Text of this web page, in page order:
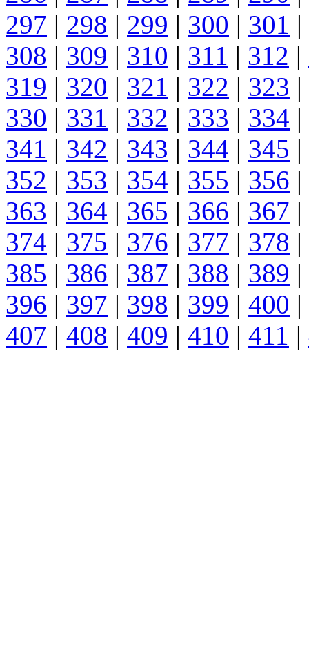
297 | 298 | 299 | 300 | 301 |
308 | 309 | 310 | 311 | 312 |
319 | 320 | 321 | 322 | 323 |
330 | 331 | 332 | 333 | 334 |
341 | 342 | 343 | 344 | 345 |
352 | 353 | 354 | 355 | 356 |
363 | 364 | 365 | 366 | 367 |
374 | 375 | 376 | 377 | 378 |
385 | 386 | 387 | 388 | 389 |
396 | 397 | 398 | 399 | 400 |
407 | 408 | 409 | 410 | 411 |